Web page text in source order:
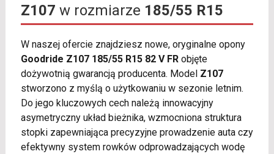
Z107 w rozmiarze 185/55 R15
W naszej ofercie znajdziesz nowe, oryginalne opony
Goodride Z107 185/55 R15 82 V FRobjęte
dożywotnią gwarancją producenta. Model Z107
stworzono z myślą o użytkowaniu w sezonie letnim.
Do jego kluczowych cech należą innowacyjny
asymetryczny układ bieżnika, wzmocniona struktura
stopki zapewniająca precyzyjne prowadzenie auta czy
efektywny system rowków odprowadzających wodę